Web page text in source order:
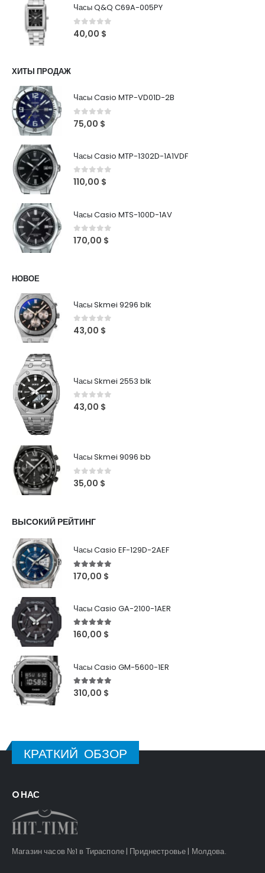
Часы Q&Q C69A-005PY
0 out of 5
40,00 $
ХИТЫ ПРОДАЖ
Часы Casio MTP-VD01D-2B
0out of 5
75,00 $
Часы Casio MTP-1302D-1A1VDF
0out of 5
110,00 $
Часы Casio MTS-100D-1AV
0out of 5
170,00 $
НОВОЕ
Часы Skmei 9296 blk
0 out of 5
43,00 $
Часы Skmei 2553 blk
0 out of 5
43,00 $
Часы Skmei 9096 bb
0out of 5
35,00 $
ВЫСОКИЙ РЕЙТИНГ
Часы Casio EF-129D-2AEF
5out of 5
170,00 $
Часы Casio GA-2100-1AER
5out of 5
160,00 $
Часы Casio GM-5600-1ER
5out of 5
310,00 $
КРАТКИЙ ОБЗОР
O НАС
Магазин часов №1 в Тирасполе | Приднестровье | Молдова.